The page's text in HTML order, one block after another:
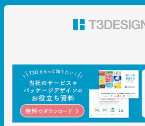
ン 株式会社T3デザイン